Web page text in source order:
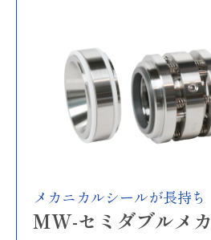
メカニカルシールが長持ち
MW-セミダブルメカ